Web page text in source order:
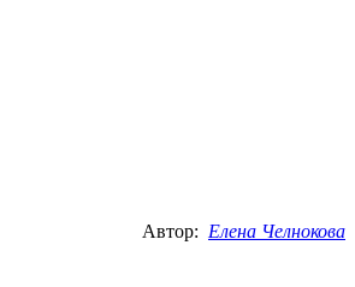
Автор: Елена Челнокова